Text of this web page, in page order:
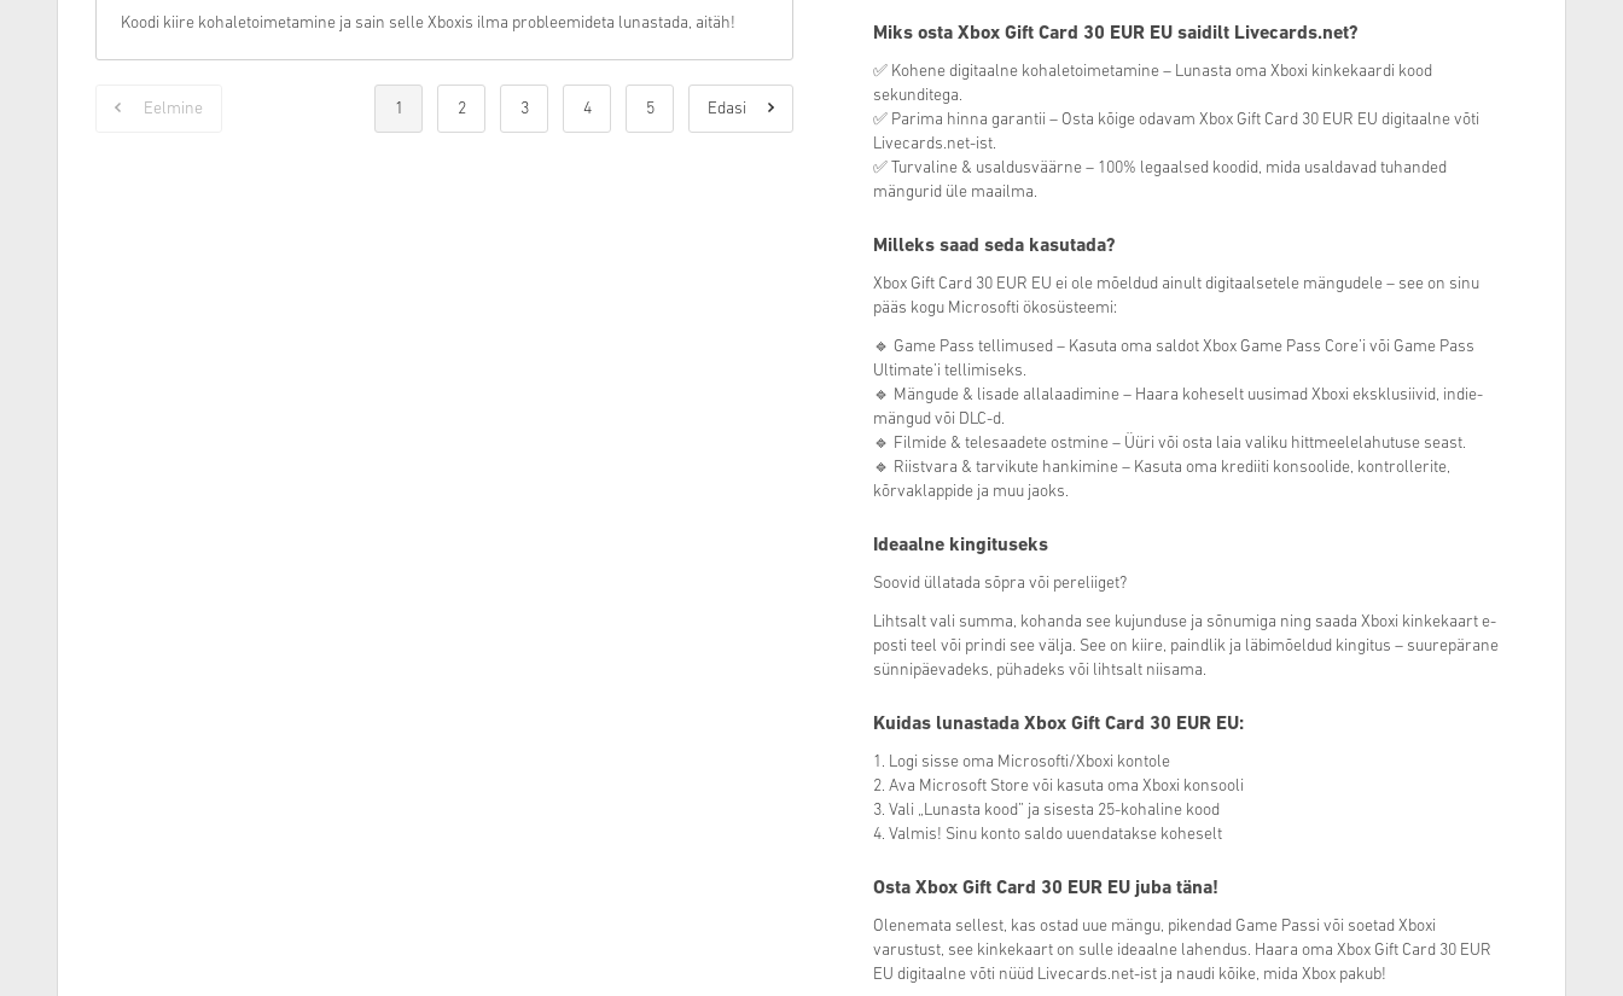
Koodi kiire kohaletoimetamine ja sain selle Xboxis ilma probleemideta lunastada, aitäh!
Eelmine 1 2 3 4 5 Edasi
Miks osta Xbox Gift Card 30 EUR EU saidilt Livecards.net?
✅ Kohene digitaalne kohaletoimetamine – Lunasta oma Xboxi kinkekaardi kood
sekunditega.
✅ Parima hinna garantii – Osta kõige odavam Xbox Gift Card 30 EUR EU digitaalne võti
Livecards.net-ist.
✅ Turvaline & usaldusväärne – 100% legaalsed koodid, mida usaldavad tuhanded
mängurid üle maailma.
Milleks saad seda kasutada?
Xbox Gift Card 30 EUR EU ei ole mõeldud ainult digitaalsetele mängudele – see on sinu
pääs kogu Microsofti ökosüsteemi:
🔹 Game Pass tellimused – Kasuta oma saldot Xbox Game Pass Core’i või Game Pass
Ultimate’i tellimiseks.
🔹 Mängude & lisade allalaadimine – Haara koheselt uusimad Xboxi eksklusiivid, indie-
mängud või DLC-d.
🔹 Filmide & telesaadete ostmine – Üüri või osta laia valiku hittmeelelahutuse seast.
🔹 Riistvara & tarvikute hankimine – Kasuta oma krediiti konsoolide, kontrollerite,
kõrvaklappide ja muu jaoks.
Ideaalne kingituseks
Soovid üllatada sõpra või pereliiget?
Lihtsalt vali summa, kohanda see kujunduse ja sõnumiga ning saada Xboxi kinkekaart e-
posti teel või prindi see välja. See on kiire, paindlik ja läbimõeldud kingitus – suurepärane
sünnipäevadeks, pühadeks või lihtsalt niisama.
Kuidas lunastada Xbox Gift Card 30 EUR EU:
1. Logi sisse oma Microsofti/Xboxi kontole
2. Ava Microsoft Store või kasuta oma Xboxi konsooli
3. Vali „Lunasta kood” ja sisesta 25-kohaline kood
4. Valmis! Sinu konto saldo uuendatakse koheselt
Osta Xbox Gift Card 30 EUR EU juba täna!
Olenemata sellest, kas ostad uue mängu, pikendad Game Passi või soetad Xboxi
varustust, see kinkekaart on sulle ideaalne lahendus. Haara oma Xbox Gift Card 30 EUR
EU digitaalne võti nüüd Livecards.net-ist ja naudi kõike, mida Xbox pakub!